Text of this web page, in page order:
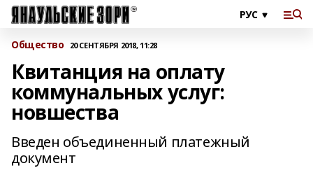
Общество 20 СЕНТЯБРЯ 2018, 11:28
Квитанция на оплату
коммунальных услуг:
новшества
Введен объединенный платежный
документ